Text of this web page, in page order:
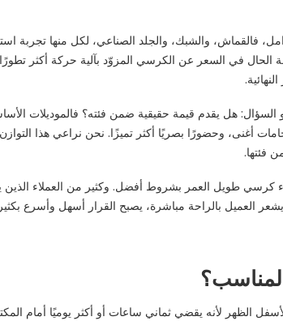
فالقماش، والشبك، والجلد الصناعي، لكل منها
الحال في السعر عن الكرسي المزوّد بآلية حركة أكثر
هل يقدم قيمة حقيقية ضمن فئته؟ فالموديلات
أغنى، وحضورًا بصريًا أكثر تميزًا. نحن نراعي هذا
فئتها.
كرسي طويل العمر بشروط أفضل. وكثير من العملاء
العميل بالراحة مباشرة، يصبح القرار أسهل وأسرع
لأنه يقضي ثماني ساعات أو أكثر يوميًا أمام